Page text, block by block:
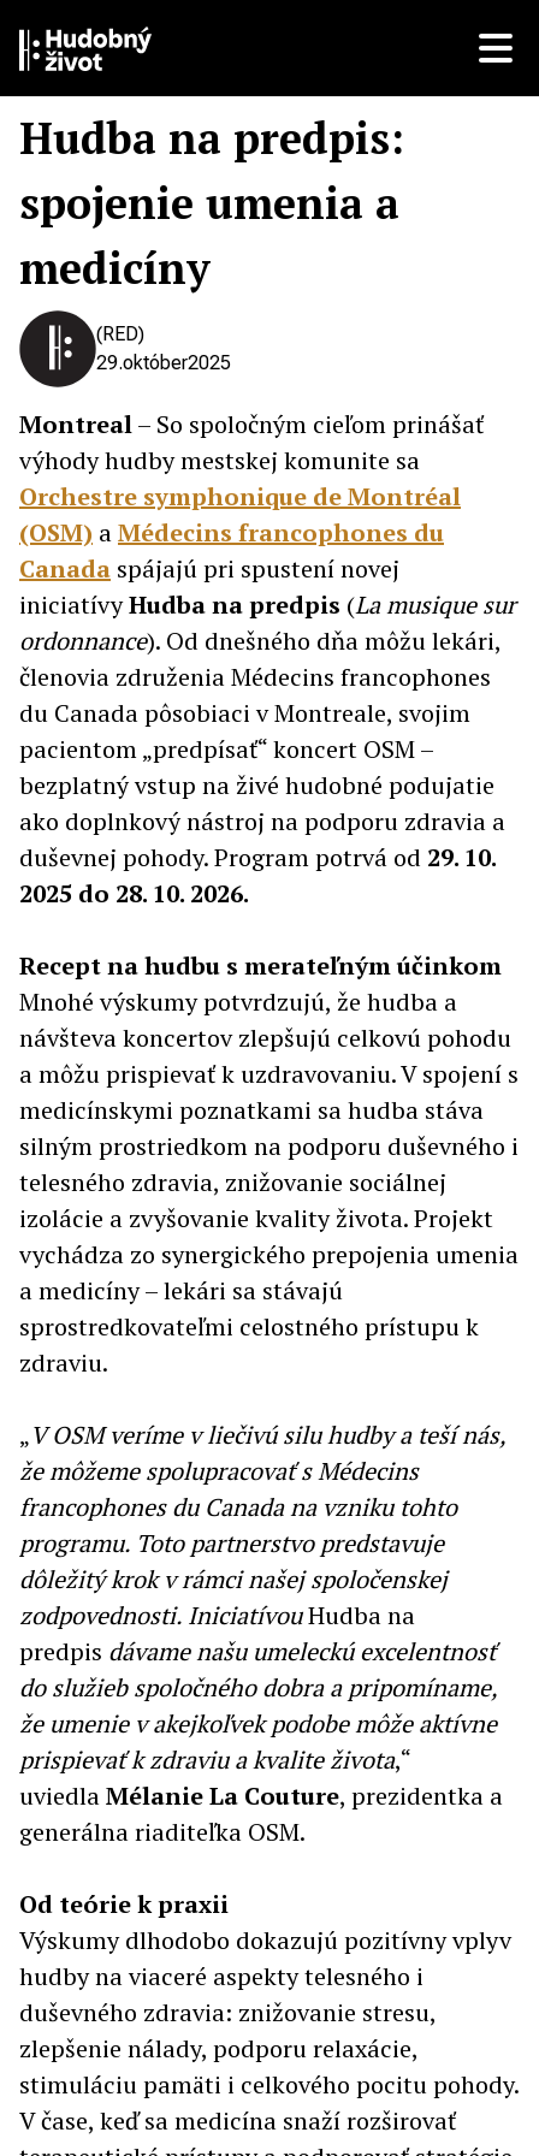
Hudba na predpis:
spojenie umenia a
medicíny
(RED)
29.október2025
Montreal– So spoločným cieľom prinášať
výhody hudby mestskej komunite sa
Orchestre symphonique de Montréal
(OSM) aMédecins francophones du
Canada spájajú pri spustení novej
iniciatívyHudba na predpis (La musique sur
ordonnance). Od dnešného dňa môžu lekári,
členovia združenia Médecins francophones
du Canada pôsobiaci v Montreale, svojim
pacientom „predpísať“ koncert OSM –
bezplatný vstup na živé hudobné podujatie
ako doplnkový nástroj na podporu zdravia a
duševnej pohody. Program potrvá od 29. 10.
2025 do 28. 10. 2026.
Recept na hudbu s merateľným účinkom
Mnohé výskumy potvrdzujú, že hudba a
návšteva koncertov zlepšujú celkovú pohodu
a môžu prispievať k uzdravovaniu. V spojení s
medicínskymi poznatkami sa hudba stáva
silným prostriedkom na podporu duševného i
telesného zdravia, znižovanie sociálnej
izolácie a zvyšovanie kvality života. Projekt
vychádza zo synergického prepojenia umenia
a medicíny – lekári sa stávajú
sprostredkovateľmi celostného prístupu k
zdraviu.
„V OSM veríme v liečivú silu hudby a teší nás,
že môžeme spolupracovať s Médecins
francophones du Canada na vzniku tohto
programu. Toto partnerstvo predstavuje
dôležitý krok v rámci našej spoločenskej
zodpovednosti. IniciatívouHudba na
predpis dávame našu umeleckú excelentnosť
do služieb spoločného dobra a pripomíname,
že umenie v akejkoľvek podobe môže aktívne
prispievať k zdraviu a kvalite života,“
uviedlaMélanie La Couture, prezidentka a
generálna riaditeľka OSM.
Od teórie k praxii
Výskumy dlhodobo dokazujú pozitívny vplyv
hudby na viaceré aspekty telesného i
duševného zdravia: znižovanie stresu,
zlepšenie nálady, podporu relaxácie,
stimuláciu pamäti i celkového pocitu pohody.
V čase, keď sa medicína snaží rozširovať